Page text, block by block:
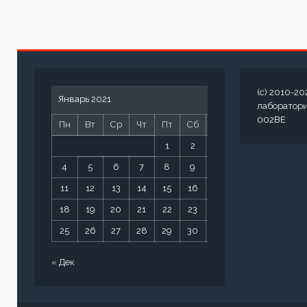
Январь 2021
Пн Вт Ср Чт Пт Сб
1 2
4 5 6 7 8 9
11 12 13 14 15 16
18 19 20 21 22 23
25 26 27 28 29 30
« Дек
(c) 2010-
002BE